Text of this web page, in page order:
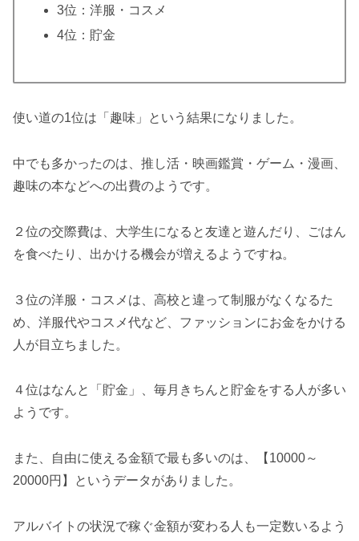
3位：洋服・コスメ
4位：貯金
使い道の1位は「趣味」という結果になりました。
中でも多かったのは、推し活・映画鑑賞・ゲーム・漫画、
趣味の本などへの出費のようです。
２位の交際費は、大学生になると友達と遊んだり、ごはん
を食べたり、出かける機会が増えるようですね。
３位の洋服・コスメは、高校と違って制服がなくなるた
め、洋服代やコスメ代など、ファッションにお金をかける
人が目立ちました。
４位はなんと「貯金」、毎月きちんと貯金をする人が多い
ようです。
また、自由に使える金額で最も多いのは、【10000～
20000円】というデータがありました。
アルバイトの状況で稼ぐ金額が変わる人も一定数いるよう